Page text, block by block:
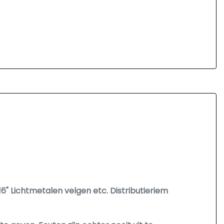
Lichtmetalen velgen etc. Distributieriem